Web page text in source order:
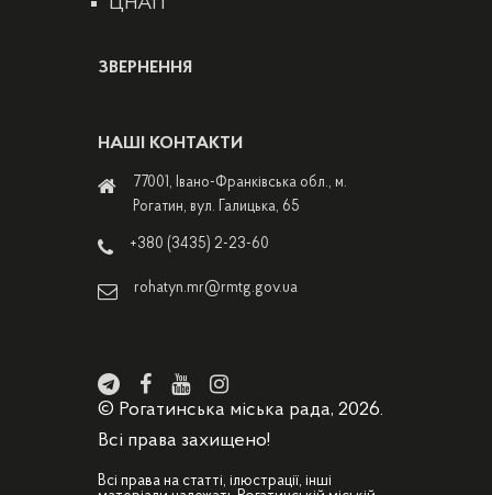
ЗВЕРНЕННЯ
НАШІ КОНТАКТИ
77001, Івано-Франківська обл., м.
Рогатин, вул. Галицька, 65
+380 (3435) 2-23-60
rohatyn.mr@rmtg.gov.ua
© Рогатинська міська рада, 2026.
Всі права захищено!
Всі права на статті, ілюстрації, інші